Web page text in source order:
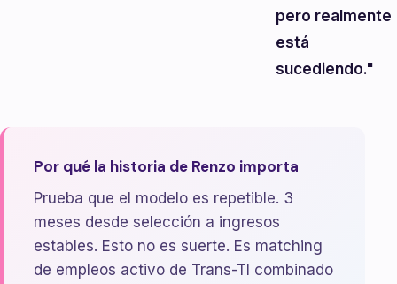
pero realmente
está
sucediendo."
Por qué la historia de Renzo importa
Prueba que el modelo es repetible. 3
meses desde selección a ingresos
estables. Esto no es suerte. Es matching
de empleos activo de Trans-TI combinado